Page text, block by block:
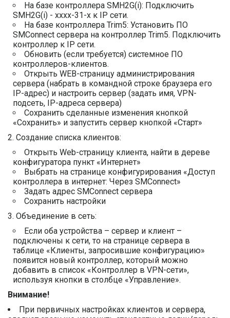
На базе контроллера SMH2G(i): Подключить
SMH2G(i) - хххх-31-х к IP сети.
На базе контроллера Trim5: Установить ПО
SMConnect сервера на контроллер Trim5. Подключить
контроллер к IP сети.
Обновить (если требуется) системное ПО
контроллеров-клиентов.
Открыть WEB-страницу администрирования
сервера (набрать в командной строке браузера его
IP-адрес) и настроить сервер (задать имя, VPN-
подсеть, IP-адреса сервера)
Сохранить сделанные изменения кнопкой
«Сохранить» и запустить сервер кнопкой «Старт»
Создание списка клиентов:
Открыть Web-страницу клиента, найти в дереве
конфигуратора пункт «Интернет»
Выбрать на странице конфигурирования «Доступ
контроллера в интернет: Через SMConnect»
Задать адрес SMConnect сервера
Сохранить настройки
Объединение в сеть:
Если оба устройства – сервер и клиент –
подключены к сети, то на странице сервера в
таблице «Клиенты, запросившие конфигурацию»
появится новый контроллер, который можно
добавить в список «Контроллер в VPN-сети»,
используя кнопки в столбце «Управление».
Внимание!
При первичных настройках клиентов и сервера,